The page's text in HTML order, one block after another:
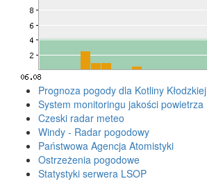
Prognoza pogody dla Kotliny Kłodzkiej
System monitoringu jakości powietrza
Czeski radar meteo
Windy - Radar pogodowy
Państwowa Agencja Atomistyki
Ostrzeżenia pogodowe
Statystyki serwera LSOP